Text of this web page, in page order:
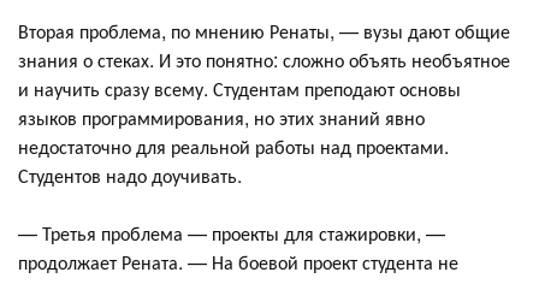
Вторая проблема, по мнению Ренаты, — вузы дают общие
знания о стеках. И это понятно: сложно объять необъятное
и научить сразу всему. Студентам преподают основы
языков программирования, но этих знаний явно
недостаточно для реальной работы над проектами.
Студентов надо доучивать.
— Третья проблема — проекты для стажировки, —
продолжает Рената. — На боевой проект студента не